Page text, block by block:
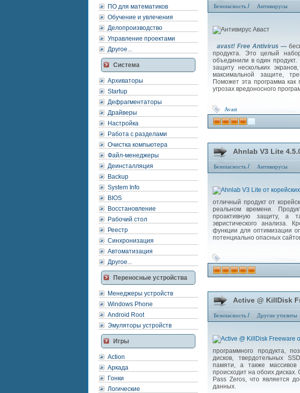
ПО для математиков
Обучение и увлечения
Делопроизводство
Управление проектами
Другое...
Система
Архиваторы
Startup
Дефрагментаторы
Драйверы
Настройка
Работа с разделами
Очистка компьютера
Файл-менеджеры
Деинсталляция
Backup
System Info
BIOS
Восстановление
Рабочий стол
Реестр
Синхронизация
Автоматизация
Другое...
Переносные устройства
Менеджеры устройств
Windows Phone
Android Root
Эмуляторы устройств
Игры
Action
Аркада
Гонки
Логические
Безопасность / Антивирусы
avast! Free Antivirus —
продукта. Это целый
объединили в один
защиту нескольких
максимальной защите,
Поможет эта программа как
угрозах вредоносного
Avast
Ahnlab V3 Lite
Безопасность / Антивирусы
отличный продукт от
реальном времени.
проактивную защиту, а
эвристического анализа.
функции для оптимизации
потенциально опасных
Active @ KillDisk
Безопасность / Другие утилиты
программного продукта,
дисков, твердотельных
памяти, а также массивов
происходит на обоих дисках.
Pass Zeros, что является
данных.